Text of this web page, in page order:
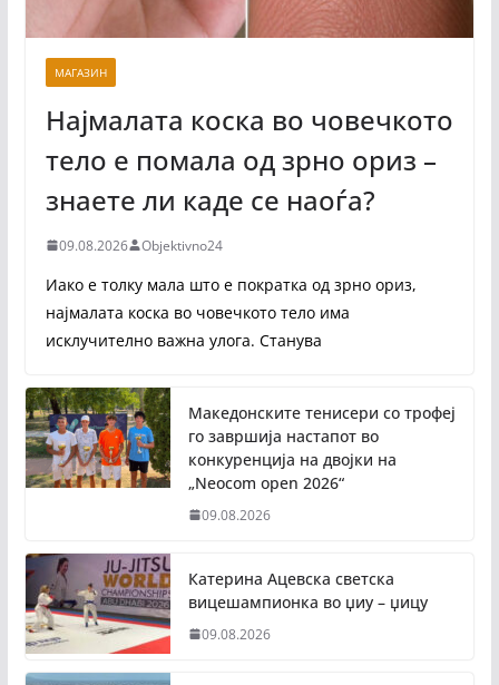
МАГАЗИН
Најмалата коска во човечкото
тело е помала од зрно ориз –
знаете ли каде се наоѓа?
09.08.2026 Objektivno24
Иако е толку мала што е пократка од зрно ориз,
најмалата коска во човечкото тело има
исклучително важна улога. Станува
Македонските тенисери со трофеј
го завршија настапот во
конкуренција на двојки на
„Neocom open 2026“
09.08.2026
Катерина Ацевска светска
вицешампионка во џиу – џицу
09.08.2026